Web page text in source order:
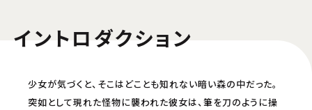
イントロダクション
少女が気づくと、そこはどことも知れない暗い森の中だった。
突如として現れた怪物に襲われた彼女は、筆を刀のように操